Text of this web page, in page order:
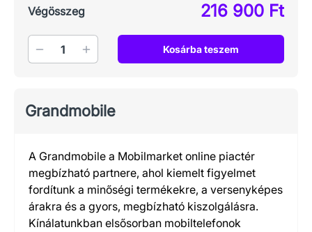
Végösszeg 216 900 Ft
Mennyiség Kosárba teszem
Grandmobile
A Grandmobile a Mobilmarket online piactér
megbízható partnere, ahol kiemelt figyelmet
fordítunk a minőségi termékekre, a versenyképes
árakra és a gyors, megbízható kiszolgálásra.
Kínálatunkban elsősorban mobiltelefonok